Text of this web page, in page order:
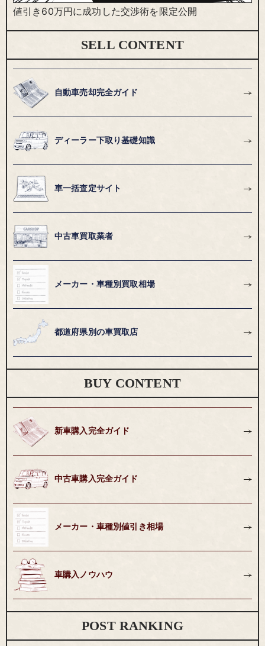
値引き60万円に成功した交渉術を限定公開
SELL CONTENT
自動車売却完全ガイド
ディーラー下取り基礎知識
車一括査定サイト
中古車買取業者
メーカー・車種別買取相場
都道府県別の車買取店
BUY CONTENT
新車購入完全ガイド
中古車購入完全ガイド
メーカー・車種別値引き相場
車購入ノウハウ
POST RANKING